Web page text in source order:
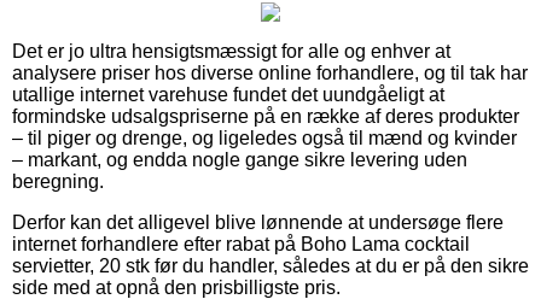
Det er jo ultra hensigtsmæssigt for alle og enhver at
analysere priser hos diverse online forhandlere, og til tak har
utallige internet varehuse fundet det uundgåeligt at
formindske udsalgspriserne på en række af deres produkter
– til piger og drenge, og ligeledes også til mænd og kvinder
– markant, og endda nogle gange sikre levering uden
beregning.
Derfor kan det alligevel blive lønnende at undersøge flere
internet forhandlere efter rabat på Boho Lama cocktail
servietter, 20 stk før du handler, således at du er på den sikre
side med at opnå den prisbilligste pris.